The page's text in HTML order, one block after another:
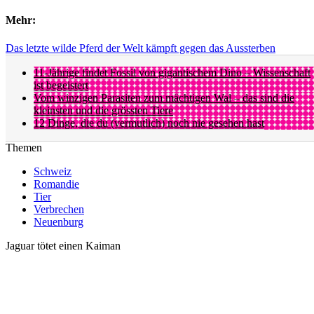
Mehr:
Das letzte wilde Pferd der Welt kämpft gegen das Aussterben
11-Jährige findet Fossil von gigantischem Dino – Wissenschaft
ist begeistert
Vom winzigen Parasiten zum mächtigen Wal – das sind die
kleinsten und die grössten Tiere
12 Dinge, die du (vermutlich) noch nie gesehen hast
Themen
Schweiz
Romandie
Tier
Verbrechen
Neuenburg
Jaguar tötet einen Kaiman